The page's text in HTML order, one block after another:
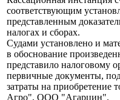
соответствующим
представленным
налогах и сборах.
Судами установлено и
в обоснование
представило налоговому
первичные документы,
затраты на
Агро", ООО "Агарцин".